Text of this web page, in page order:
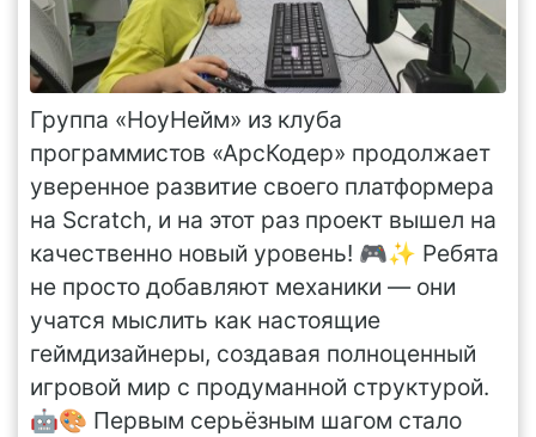
Группа «НоуНейм» из клуба
программистов «АрсКодер» продолжает
уверенное развитие своего платформера
на Scratch, и на этот раз проект вышел на
качественно новый уровень! 🎮✨ Ребята
не просто добавляют механики — они
учатся мыслить как настоящие
геймдизайнеры, создавая полноценный
игровой мир с продуманной структурой.
🤖🎨 Первым серьёзным шагом стало